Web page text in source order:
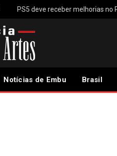
Notícias de Embu Brasil